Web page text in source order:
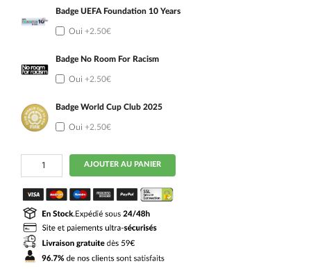
Badge UEFA Foundation 10 Years
Oui +2.50€
Badge No Room For Racism
Oui +2.50€
Badge World Cup Club 2025
Oui +2.50€
quantité
Maillot
Chelsea
Kit
Enfant
Domicile
2026
2027
AJOUTER AU PANIER